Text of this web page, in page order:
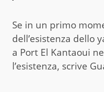
Se in un primo
dell’esistenza dello
a Port El Kantaoui
l’esistenza, scrive